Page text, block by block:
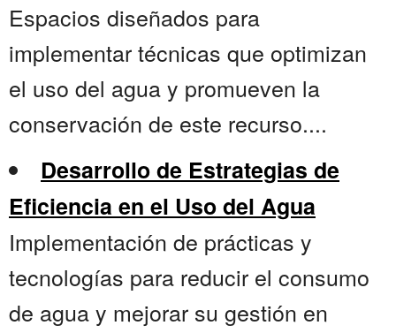
Espacios diseñados para
implementar técnicas que optimizan
el uso del agua y promueven la
conservación de este recurso....
Desarrollo de Estrategias de
Eficiencia en el Uso del Agua
Implementación de prácticas y
tecnologías para reducir el consumo
de agua y mejorar su gestión en